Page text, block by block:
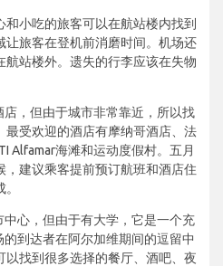
小吃的旅客可以在航站楼内找到
让旅客在登机前消磨时间。机场还
站楼外。遗失的行李应该在失物
，但由于城市非常靠近，所以找
最受欢迎的酒店有摩纳哥酒店、法
Alfamar海滩和运动度假村。五月
建议乘客提前预订航班和酒店住
心，但由于有大学，它是一个充
到达者在阿尔加维期间的逗留中
找到很多选择的餐厅、酒吧、夜